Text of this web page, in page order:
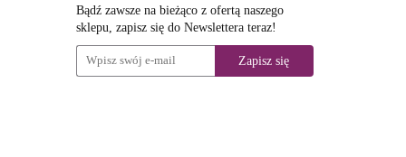
Bądź zawsze na bieżąco z ofertą naszego
sklepu, zapisz się do Newslettera teraz!